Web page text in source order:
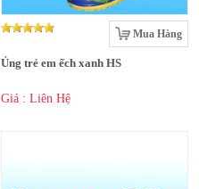
Mua Hàng
Ủng trẻ em ếch xanh HS
Giá : Liên Hệ